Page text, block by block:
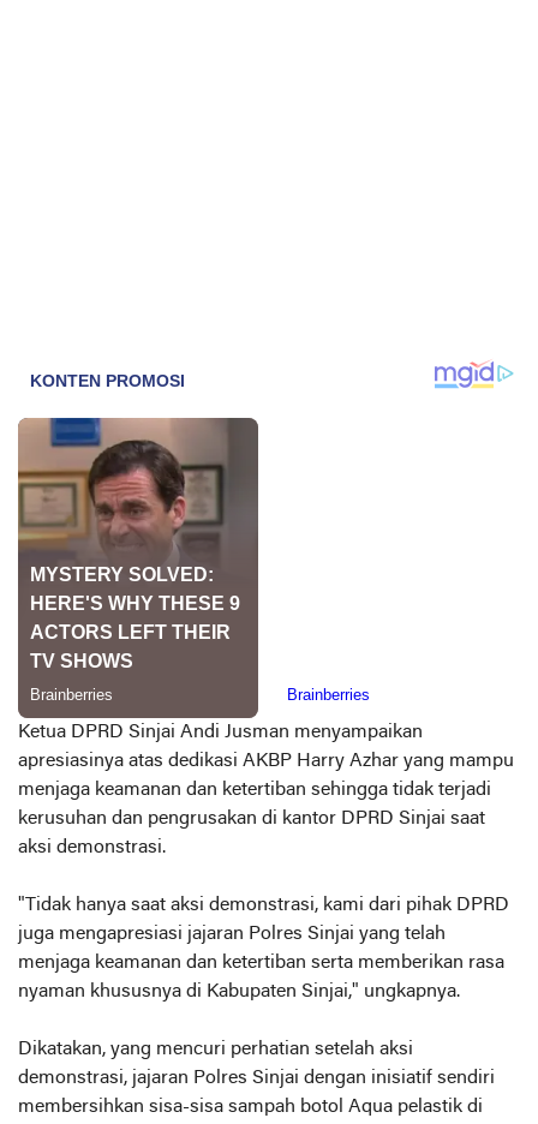
Ketua DPRD Sinjai Andi Jusman menyampaikan
apresiasinya atas dedikasi AKBP Harry Azhar yang mampu
menjaga keamanan dan ketertiban sehingga tidak terjadi
kerusuhan dan pengrusakan di kantor DPRD Sinjai saat
aksi demonstrasi.
"Tidak hanya saat aksi demonstrasi, kami dari pihak DPRD
juga mengapresiasi jajaran Polres Sinjai yang telah
menjaga keamanan dan ketertiban serta memberikan rasa
nyaman khususnya di Kabupaten Sinjai," ungkapnya.
Dikatakan, yang mencuri perhatian setelah aksi
demonstrasi, jajaran Polres Sinjai dengan inisiatif sendiri
membersihkan sisa-sisa sampah botol Aqua pelastik di